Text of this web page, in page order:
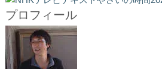
プロフィール